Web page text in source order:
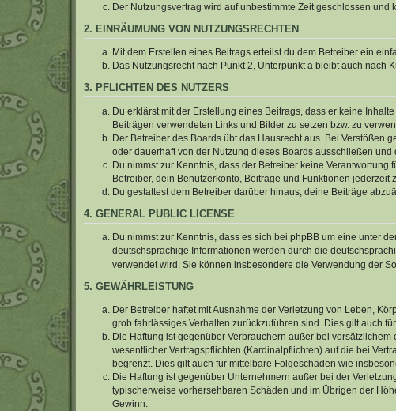
Der Nutzungsvertrag wird auf unbestimmte Zeit geschlossen
2. EINRÄUMUNG VON NUTZUNGSRECHTEN
Mit dem Erstellen eines Beitrags erteilst du dem Betreiber ein
Das Nutzungsrecht nach Punkt 2, Unterpunkt a bleibt auch nach
3. PFLICHTEN DES NUTZERS
Du erklärst mit der Erstellung eines Beitrags, dass er keine
Beiträgen verwendeten Links und Bilder zu setzen bzw. zu
Der Betreiber des Boards übt das Hausrecht aus. Bei Verstößen
oder dauerhaft von der Nutzung dieses Boards ausschließen und
Du nimmst zur Kenntnis, dass der Betreiber keine
Betreiber, dein Benutzerkonto, Beiträge und Funktionen jederzeit
Du gestattest dem Betreiber darüber hinaus, deine Beiträge
4. GENERAL PUBLIC LICENSE
Du nimmst zur Kenntnis, dass es sich bei phpBB um eine unter
deutschsprachige Informationen werden durch die
verwendet wird. Sie können insbesondere die Verwendung der
5. GEWÄHRLEISTUNG
Der Betreiber haftet mit Ausnahme der Verletzung von Leben,
grob fahrlässiges Verhalten zurückzuführen sind. Dies gilt auch
Die Haftung ist gegenüber Verbrauchern außer bei
wesentlicher Vertragspflichten (Kardinalpflichten) auf die bei
begrenzt. Dies gilt auch für mittelbare Folgeschäden wie
Die Haftung ist gegenüber Unternehmern außer bei der
typischerweise vorhersehbaren Schäden und im Übrigen der
Gewinn.